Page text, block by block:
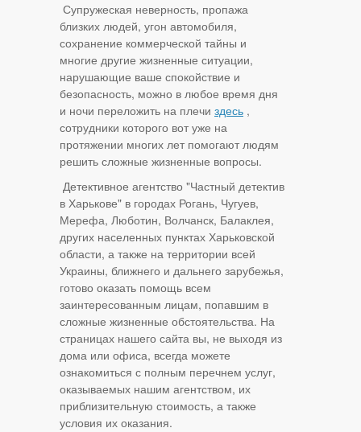
Супружеская неверность, пропажа
близких людей, угон автомобиля,
сохранение коммерческой тайны и
многие другие жизненные ситуации,
нарушающие ваше спокойствие и
безопасность, можно в любое время дня
и ночи переложить на плечи здесь ,
сотрудники которого вот уже на
протяжении многих лет помогают людям
решить сложные жизненные вопросы.
Детективное агентство "Частный детектив
в Харькове" в городах Рогань, Чугуев,
Мерефа, Люботин, Волчанск, Балаклея,
других населенных пунктах Харьковской
области, а также на территории всей
Украины, ближнего и дальнего зарубежья,
готово оказать помощь всем
заинтересованным лицам, попавшим в
сложные жизненные обстоятельства. На
страницах нашего сайта вы, не выходя из
дома или офиса, всегда можете
ознакомиться с полным перечнем услуг,
оказываемых нашим агентством, их
приблизительную стоимость, а также
условия их оказания.